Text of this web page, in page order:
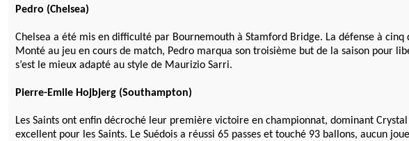
Pedro (Chelsea)
Chelsea a été mis en difficulté par Bournemouth à Stamford Bridge. La défense à
Monté au jeu en cours de match, Pedro marqua son troisième but de la saison pour
s’est le mieux adapté au style de Maurizio Sarri.
Pierre-Emile Hojbjerg (Southampton)
Les Saints ont enfin décroché leur première victoire en championnat, dominant
excellent pour les Saints. Le Suédois a réussi 65 passes et touché 93 ballons, aucun